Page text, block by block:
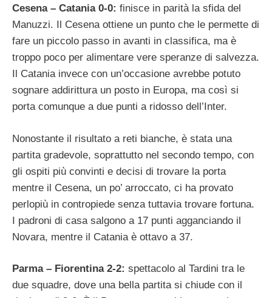
Cesena – Catania 0-0: finisce in parità la sfida del
Manuzzi. Il Cesena ottiene un punto che le permette di
fare un piccolo passo in avanti in classifica, ma è
troppo poco per alimentare vere speranze di salvezza.
Il Catania invece con un’occasione avrebbe potuto
sognare addirittura un posto in Europa, ma così si
porta comunque a due punti a ridosso dell’Inter.
Nonostante il risultato a reti bianche, è stata una
partita gradevole, soprattutto nel secondo tempo, con
gli ospiti più convinti e decisi di trovare la porta
mentre il Cesena, un po’ arroccato, ci ha provato
perlopiù in contropiede senza tuttavia trovare fortuna.
I padroni di casa salgono a 17 punti agganciando il
Novara, mentre il Catania è ottavo a 37.
Parma – Fiorentina 2-2: spettacolo al Tardini tra le
due squadre, dove una bella partita si chiude con il